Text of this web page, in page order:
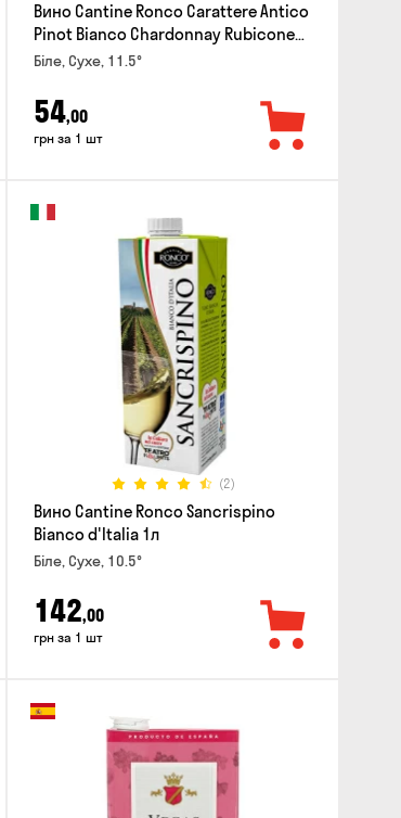
Вино Cantine Ronco Carattere Antico
Pinot Bianco Chardonnay Rubicone
IGT 0.25л
Біле, Сухе, 11.5°
54,00
грн за 1 шт
(2)
Вино Cantine Ronco Sancrispino
Bianco d'Italia 1л
Біле, Сухе, 10.5°
142,00
грн за 1 шт